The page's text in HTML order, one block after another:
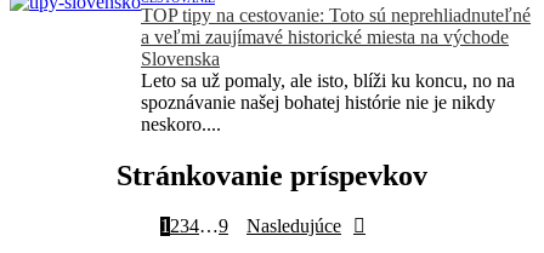
TOP tipy na cestovanie: Toto sú neprehliadnuteľné
a veľmi zaujímavé historické miesta na východe
Slovenska
Leto sa už pomaly, ale isto, blíži ku koncu, no na
spoznávanie našej bohatej histórie nie je nikdy
neskoro....
Stránkovanie príspevkov
1 234…9 Nasledujúce